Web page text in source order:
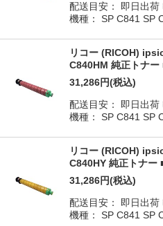
配送目安： 即日出
機種： SP C841 SP
リコー (RICOH)
C840HM 純正トナー
31,286円(税込)
配送目安： 即日出
機種： SP C841 SP
リコー (RICOH)
C840HY 純正トナー
31,286円(税込)
配送目安： 即日出
機種： SP C841 SP